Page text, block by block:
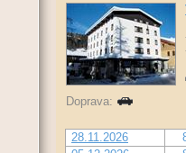
Doprava:
28.11.2026